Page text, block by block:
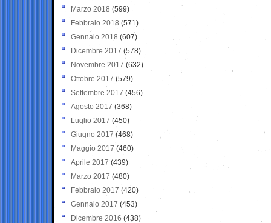
Marzo 2018 (599)
Febbraio 2018 (571)
Gennaio 2018 (607)
Dicembre 2017 (578)
Novembre 2017 (632)
Ottobre 2017 (579)
Settembre 2017 (456)
Agosto 2017 (368)
Luglio 2017 (450)
Giugno 2017 (468)
Maggio 2017 (460)
Aprile 2017 (439)
Marzo 2017 (480)
Febbraio 2017 (420)
Gennaio 2017 (453)
Dicembre 2016 (438)